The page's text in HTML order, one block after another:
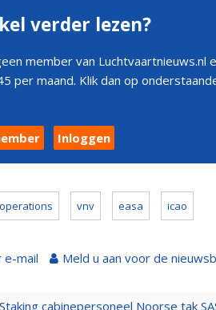
verder lezen?
member van Luchtvaartnieuws.nl
per maand. Klik dan op
Inloggen
vnv easa icao
e-mail Meld u aan voor de
Staking cabinepersoneel Noorse tak